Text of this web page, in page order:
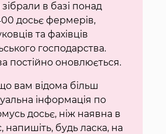
в базі понад
досьє фермерів,
та фахівців
господарства.
постійно оновлюється.
вам відома більш
інформація по
досьє, ніж наявна в
напишіть, будь ласка, на